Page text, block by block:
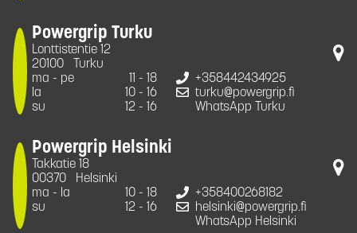
Powergrip Turku
Lonttistentie 12
20100
Turku
ma - pe
11 - 18
la
10 - 16
su
12 - 16
+358442434925
turku@powergrip.fi
WhatsApp Turku
Powergrip Helsinki
Takkatie 18
00370
Helsinki
ma - la
10 - 18
su
12 - 16
+358400268182
helsinki@powergrip.fi
WhatsApp Helsinki